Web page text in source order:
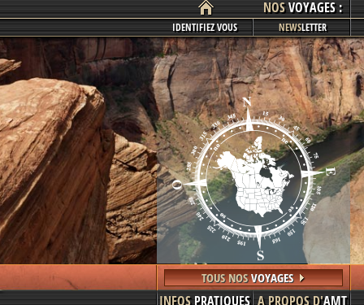
NOSVOYAGES :
IDENTIFIEZ VOUS NEWSLETTER
TOUS NOSVOYAGES
INFOSPRATIQUES A PROPOS D'AMT